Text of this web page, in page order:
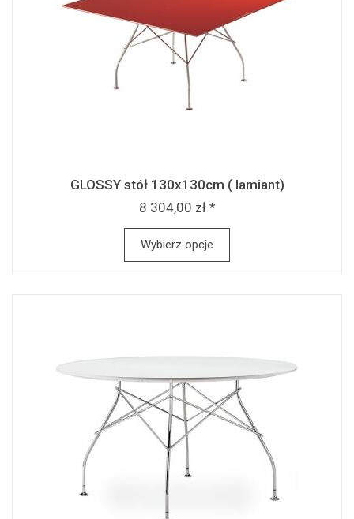
GLOSSY stół 130x130cm ( lamiant)
8 304,00 zł *
Wybierz opcje